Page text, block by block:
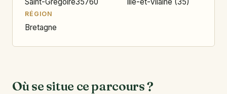
RÉGION
Bretagne
Où se situe ce parcours ?